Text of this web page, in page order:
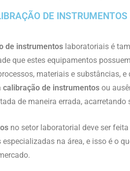
DE INSTRUMENTOS
de instrumentos laboratoriais é
que estes equipamentos
materiais e substâncias, e
calibração de instrumentos ou
de maneira errada, acarretando
no setor laboratorial deve ser
na área, e isso é o